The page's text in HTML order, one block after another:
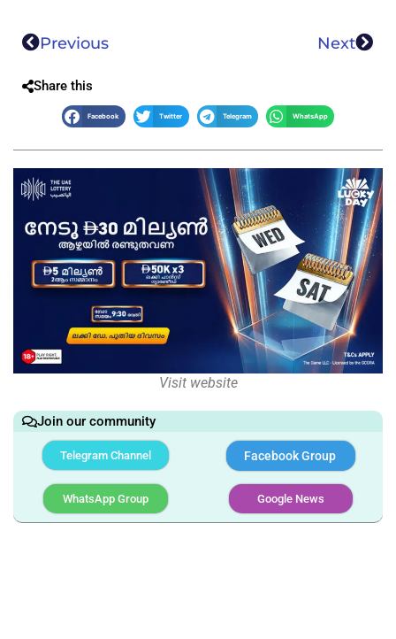
Previous Next
Share this
Facebook Twitter Telegram WhatsApp
Visit website
Join our community
Telegram Channel Facebook Group
WhatsApp Group Google News